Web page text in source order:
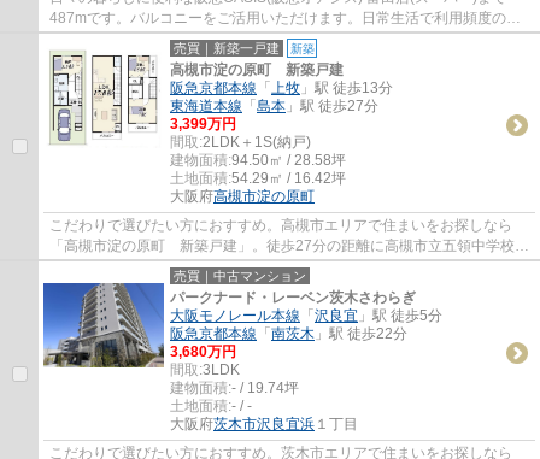
487mです。バルコニーをご活用いただけます。日常生活で利用頻度の高
い水回りだからこそ、使い勝手のいいシステム...
売買｜新築一戸建 新築
高槻市淀の原町 新築戸建
阪急京都本線 「 上牧 」駅 徒歩13分
東海道本線 「 島本 」駅 徒歩27分
3,399万円
間取:2LDK＋1S(納戸)
建物面積:94.50㎡ / 28.58坪
土地面積:54.29㎡ / 16.42坪
大阪府高槻市淀の原町
こだわりで選びたい方におすすめ。高槻市エリアで住まいをお探しなら
「高槻市淀の原町 新築戸建」。徒歩27分の距離に高槻市立五領中学校が
あるのも魅力。高槻市で新生活をスタートす...
売買｜中古マンション
パークナード・レーベン茨木さわらぎ
大阪モノレール本線 「 沢良宜 」駅 徒歩5分
阪急京都本線 「 南茨木 」駅 徒歩22分
3,680万円
間取:3LDK
建物面積:- / 19.74坪
土地面積:- / -
大阪府茨木市沢良宜浜 １丁目
こだわりで選びたい方におすすめ。茨木市エリアで住まいをお探しなら